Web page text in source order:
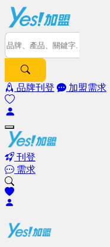
品牌刊登 加盟需求
刊登
需求